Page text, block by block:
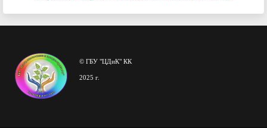
© ГБУ "ЦДиК" КК
2025 г.